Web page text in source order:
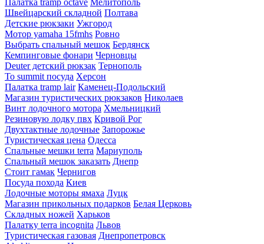
Палатка tramp octave Мелитополь
Швейцарский складной Полтава
Детские рюкзаки Ужгород
Мотор yamaha 15fmhs Ровно
Выбрать спальный мешок Бердянск
Кемпинговые фонари Черновцы
Deuter детский рюкзак Тернополь
To summit посуда Херсон
Палатка tramp lair Каменец-Подольский
Магазин туристических рюкзаков Николаев
Винт лодочного мотора Хмельницкий
Резиновую лодку пвх Кривой Рог
Двухтактные лодочные Запорожье
Туристическая цена Одесса
Спальные мешки terra Мариуполь
Спальный мешок заказать Днепр
Стоит гамак Чернигов
Посуда похода Киев
Лодочные моторы ямаха Луцк
Магазин прикольных подарков Белая Церковь
Складных ножей Харьков
Палатку terra incognita Львов
Туристическая газовая Днепропетровск